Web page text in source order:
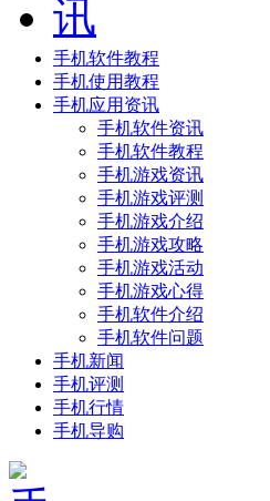
手机软件教程
手机使用教程
手机应用资讯
手机软件资讯
手机软件教程
手机游戏资讯
手机游戏评测
手机游戏介绍
手机游戏攻略
手机游戏活动
手机游戏心得
手机软件介绍
手机软件问题
手机新闻
手机评测
手机行情
手机导购